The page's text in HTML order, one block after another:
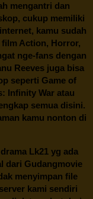
mengantri dan
cukup memiliki
kamu sudah
Action, Horror,
nge-fans dengan
Reeves juga bisa
seperti Game of
Infinity War atau
semua disini.
kamu nonton di
Lk21yg ada
dari Gudangmovie
menyimpan file
kami sendiri